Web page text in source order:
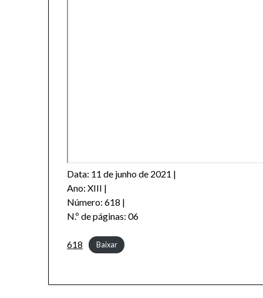
Data: 11 de junho de 2021 |
Ano: XIII |
Número: 618 |
N.º de páginas: 06
618 Baixar